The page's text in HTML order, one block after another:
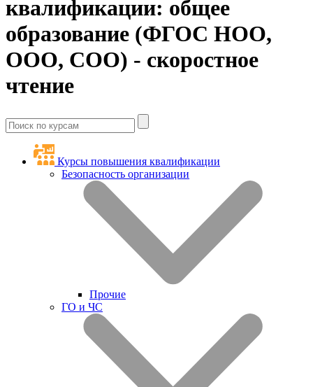
квалификации: общее
образование (ФГОС НОО,
ООО, СОО) - скоростное
чтение
Курсы повышения квалификации
Безопасность организации
Прочие
ГО и ЧС